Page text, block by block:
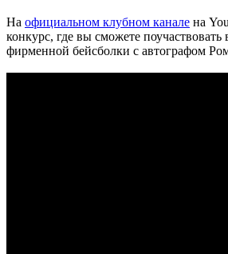
На официальном клубном канале на
конкурс, где вы сможете
фирменной бейсболки с автографом